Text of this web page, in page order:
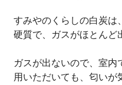
すみやのくらしの白炭は、
硬質で、ガスがほとんど
ガスが出ないので、室内
用いただいても、匂いが